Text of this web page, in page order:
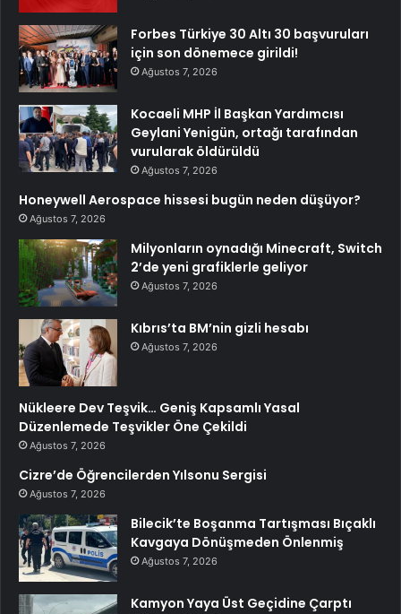
Forbes Türkiye 30 Altı 30 başvuruları
için son dönemece girildi!
Ağustos 7, 2026
Kocaeli MHP İl Başkan Yardımcısı
Geylani Yenigün, ortağı tarafından
vurularak öldürüldü
Ağustos 7, 2026
Honeywell Aerospace hissesi bugün neden düşüyor?
Ağustos 7, 2026
Milyonların oynadığı Minecraft, Switch
2’de yeni grafiklerle geliyor
Ağustos 7, 2026
Kıbrıs’ta BM’nin gizli hesabı
Ağustos 7, 2026
Nükleere Dev Teşvik… Geniş Kapsamlı Yasal
Düzenlemede Teşvikler Öne Çekildi
Ağustos 7, 2026
Cizre’de Öğrencilerden Yılsonu Sergisi
Ağustos 7, 2026
Bilecik’te Boşanma Tartışması Bıçaklı
Kavgaya Dönüşmeden Önlenmiş
Ağustos 7, 2026
Kamyon Yaya Üst Geçidine Çarptı